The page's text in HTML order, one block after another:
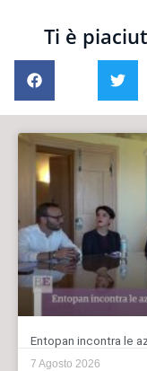
Ti è
Entopan incontra le
7 Agosto 2026